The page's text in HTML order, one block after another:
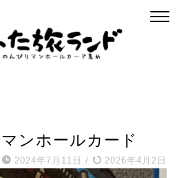
ンホールカード
2024年7月11日 / 2026年4月2日